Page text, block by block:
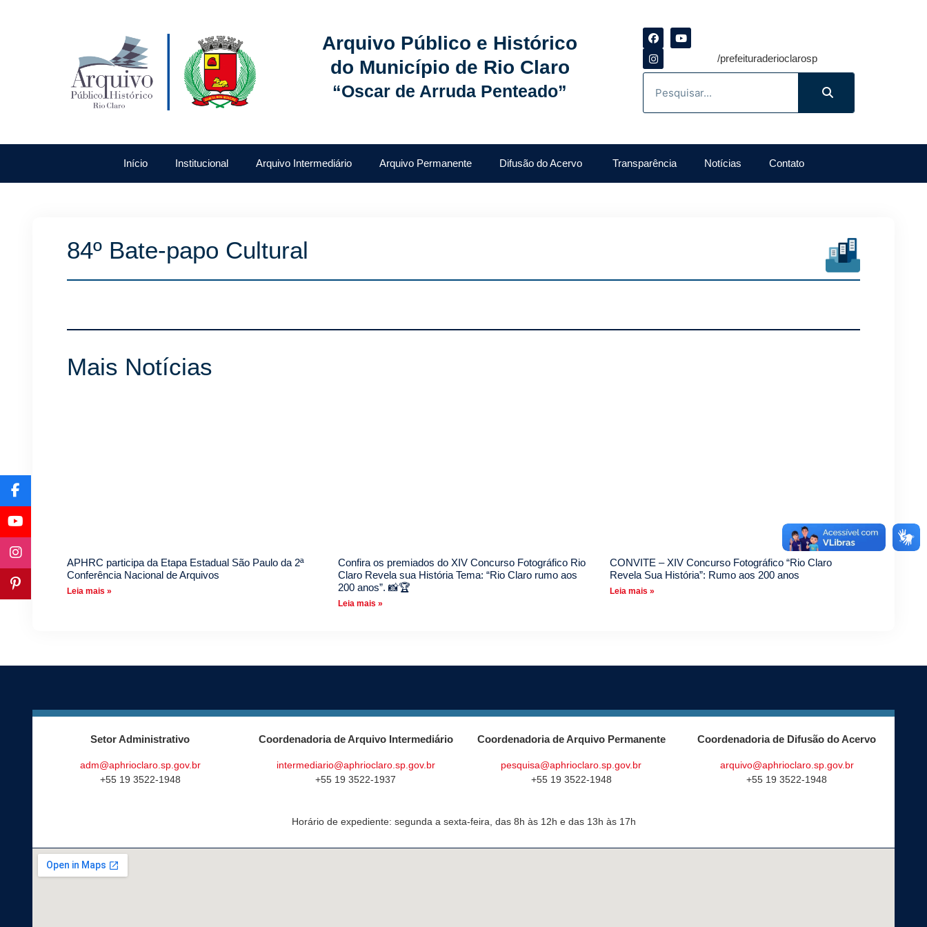
Arquivo Público e Histórico
do Município de Rio Claro
“Oscar de Arruda Penteado”
/prefeituraderioclarosp
Início Institucional Arquivo Intermediário Arquivo Permanente Difusão do Acervo Transparência Notícias Contato
84º Bate-papo Cultural
Mais Notícias
APHRC participa da Etapa Estadual São Paulo da 2ª
Conferência Nacional de Arquivos
Leia mais »
Confira os premiados do XIV Concurso Fotográfico Rio
Claro Revela sua História Tema: “Rio Claro rumo aos
200 anos”. 📸🏆
Leia mais »
CONVITE – XIV Concurso Fotográfico “Rio Claro
Revela Sua História”: Rumo aos 200 anos
Leia mais »
Setor Administrativo
adm@aphrioclaro.sp.gov.br
+55 19 3522-1948
Coordenadoria de Arquivo Intermediário
intermediario@aphrioclaro.sp.gov.br
+55 19 3522-1937
Coordenadoria de Arquivo Permanente
pesquisa@aphrioclaro.sp.gov.br
+55 19 3522-1948
Coordenadoria de Difusão do Acervo
arquivo@aphrioclaro.sp.gov.br
+55 19 3522-1948
Horário de expediente: segunda a sexta-feira, das 8h às 12h e das 13h às 17h